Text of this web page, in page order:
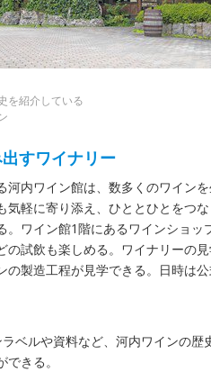
を紹介している
すワイナリー
河内ワイン館は、数多くのワイン
気軽に寄り添え、ひととひとをつ
。ワイン館1階にあるワインショ
の試飲も楽しめる。ワイナリーの
の製造工程が見学できる。日時は公
ベルや資料など、河内ワインの
きる。